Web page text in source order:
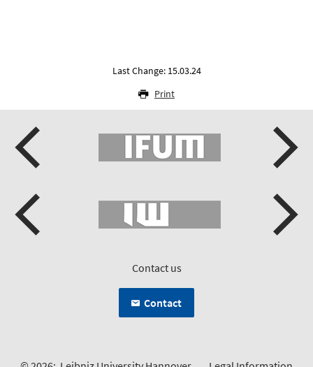
Last Change: 15.03.24
Print
Contact us
Contact